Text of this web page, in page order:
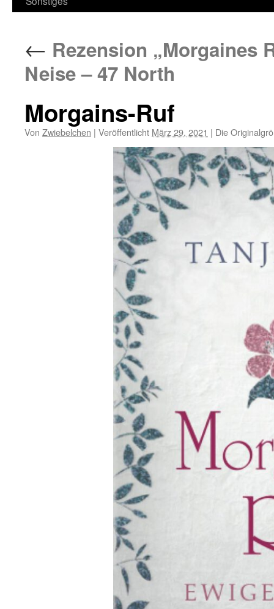
← Rezension „Morgaines
Neise – 47 North
Morgains-Ruf
Von Zwiebelchen | Veröffentlicht März 29, 2021 | Die